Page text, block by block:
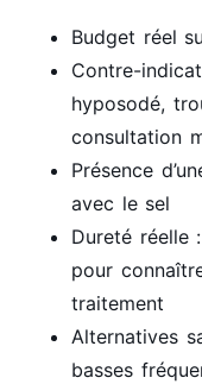
Budget réel
Contre-
hyposodé,
consultation
Présence
avec le sel
Dureté réelle
pour
traitement
Alternatives
basses